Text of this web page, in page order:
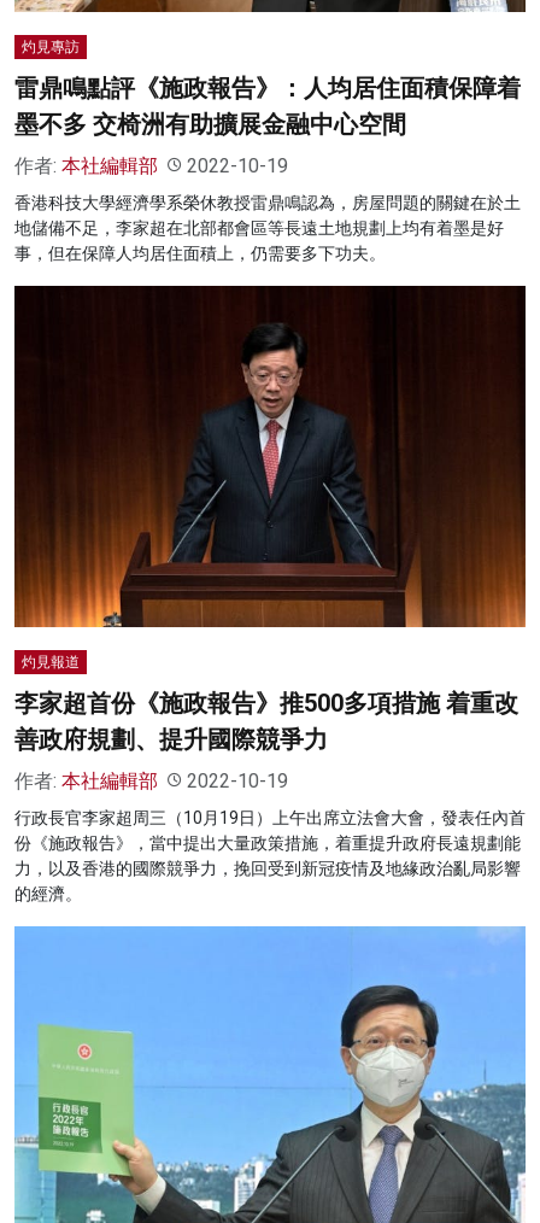
灼見專訪
雷鼎鳴點評《施政報告》：人均居住面積保障着
墨不多 交椅洲有助擴展金融中心空間
作者: 本社編輯部 2022-10-19
香港科技大學經濟學系榮休教授雷鼎鳴認為，房屋問題的關鍵在於土
地儲備不足，李家超在北部都會區等長遠土地規劃上均有着墨是好
事，但在保障人均居住面積上，仍需要多下功夫。
灼見報道
李家超首份《施政報告》推500多項措施 着重改
善政府規劃、提升國際競爭力
作者: 本社編輯部 2022-10-19
行政長官李家超周三（10月19日）上午出席立法會大會，發表任內首
份《施政報告》，當中提出大量政策措施，着重提升政府長遠規劃能
力，以及香港的國際競爭力，挽回受到新冠疫情及地緣政治亂局影響
的經濟。